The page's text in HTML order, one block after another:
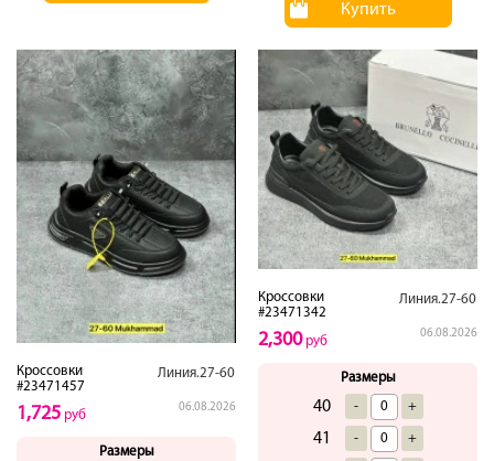
Купить
Кроссовки
#23471457
Линия.27-60
06.08.2026
1,725 руб
Размеры
Кроссовки
#23471342
Линия.27-60
06.08.2026
2,300руб
Размеры
40 - +
41 - +